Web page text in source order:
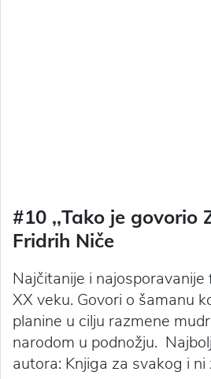
#10 ,‚Tako je govorio
Fridrih Niče
Najčitanije i najosporavanije
XX veku. Govori o šamanu
planine u cilju razmene
narodom u podnožju.
autora: Knjiga za svakog i ni